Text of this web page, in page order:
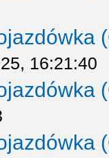
16:21:40